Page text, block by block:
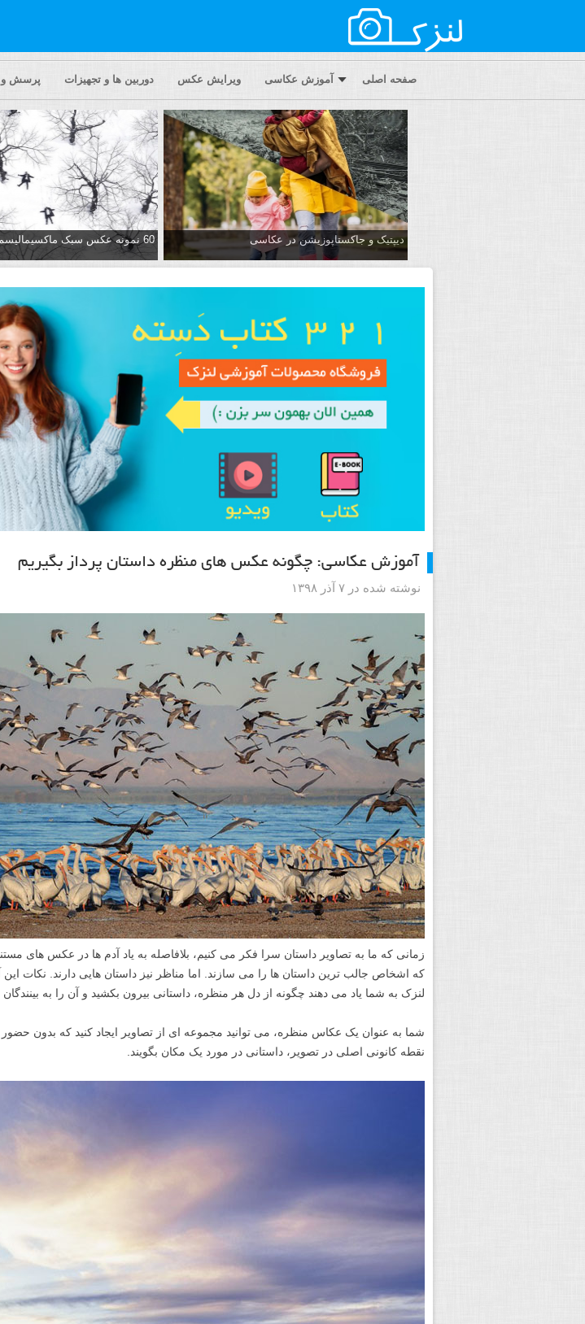
صفحه اصلی آموزش عکاسی ویرایش عکس دوربین ها و تجهیزات پرسش و
دیپتیک و جاکستا‌پوزیشن در عکاسی 60 نمونه عکس سبک ماکسیمالیسم
آموزش عکاسی: چگونه عکس های منظره داستان پرداز بگیریم
نوشته شده در ۷ آذر ۱۳۹۸
زمانی که ما به تصاویر داستان سرا فکر می کنیم، بلافاصله به یاد آدم ها در عکس های
که اشخاص جالب ترین داستان ها را می سازند. اما مناظر نیز داستان هایی دارند. نکات
لنزک به شما یاد می دهند چگونه از دل هر منظره، داستانی بیرون بکشید و آن را به بینندگان
شما به عنوان یک عکاس منظره، می توانید مجموعه ای از تصاویر ایجاد کنید که بدون
نقطه کانونی اصلی در تصویر، داستانی در مورد یک مکان بگویند.